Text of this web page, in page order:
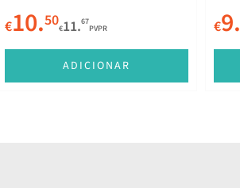
€10.50€11.67
PVPR
ADICIONAR
€9.